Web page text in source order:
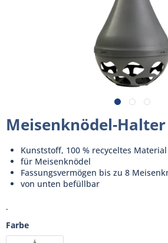
Meisenknödel-Halter
Kunststoff, 100 % recyceltes Material
für Meisenknödel
Fassungsvermögen bis zu 8
von unten befüllbar
.
Farbe